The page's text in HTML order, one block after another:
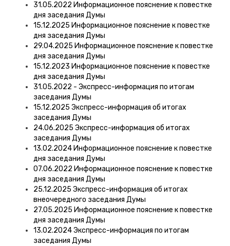
31.05.2022 Информационное пояснение к повестке
дня заседания Думы
15.12.2025 Информационное пояснение к повестке
дня заседания Думы
29.04.2025 Информационное пояснение к повестке
дня заседания Думы
15.12.2023 Информационное пояснение к повестке
дня заседания Думы
31.05.2022 - Экспресс-информация по итогам
заседания Думы
15.12.2025 Экспресс-информация об итогах
заседания Думы
24.06.2025 Экспресс-информация об итогах
заседания Думы
13.02.2024 Информационное пояснение к повестке
дня заседания Думы
07.06.2022 Информационное пояснение к повестке
дня заседания Думы
25.12.2025 Экспресс-информация об итогах
внеочередного заседания Думы
27.05.2025 Информационное пояснение к повестке
дня заседания Думы
13.02.2024 Экспресс-информация по итогам
заседания Думы